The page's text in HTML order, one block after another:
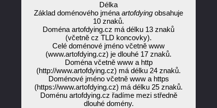
Délka
Základ doménového jména artofdying obsahuje
10 znaků.
Doména artofdying.cz má délku 13 znaků
(včetně cz TLD koncovky).
Celé doménové jméno včetně www
(www.artofdying.cz) je dlouhé 17 znaků.
Doména včetně www a http
(http://www.artofdying.cz) má délku 24 znaků.
Doménové jméno včetně www a https
(https://www.artofdying.cz) má délku 25 znaků.
Doménu artofdying.cz řadíme mezi středně
dlouhé domény.